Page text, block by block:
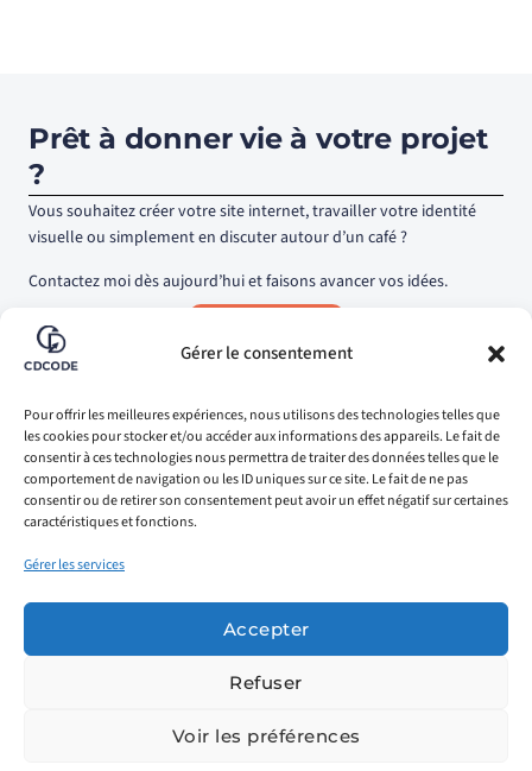
Gérer le consentement
Pour offrir les meilleures expériences, nous utilisons des technologies telles que
les cookies pour stocker et/ou accéder aux informations des appareils. Le fait de
consentir à ces technologies nous permettra de traiter des données telles que le
comportement de navigation ou les ID uniques sur ce site. Le fait de ne pas
consentir ou de retirer son consentement peut avoir un effet négatif sur certaines
caractéristiques et fonctions.
Gérer les services
Accepter
Refuser
Voir les préférences
Prêt à donner vie à votre projet
?
Vous souhaitez créer votre site internet, travailler votre identité
visuelle ou simplement en discuter autour d’un café ?
Contactez moi dès aujourd’hui et faisons avancer vos idées.
Mentions légales Politique de confidentialité
Politique des cookies